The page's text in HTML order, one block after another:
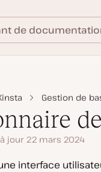
de
Gestion de
jour 22 mars 2024
interface